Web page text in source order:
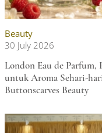
Beauty
30 July 2026
London Eau de Parfum,
untuk Aroma Sehari-
Buttonscarves Beauty